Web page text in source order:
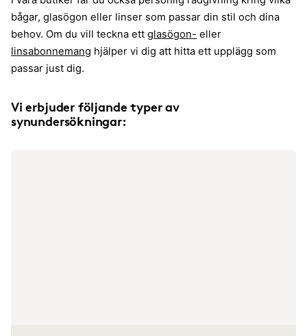
bågar, glasögon eller linser som passar din stil och dina
behov. Om du vill teckna ett glasögon- eller
linsabonnemang hjälper vi dig att hitta ett upplägg som
passar just dig.
Vi erbjuder följande typer av
synundersökningar: